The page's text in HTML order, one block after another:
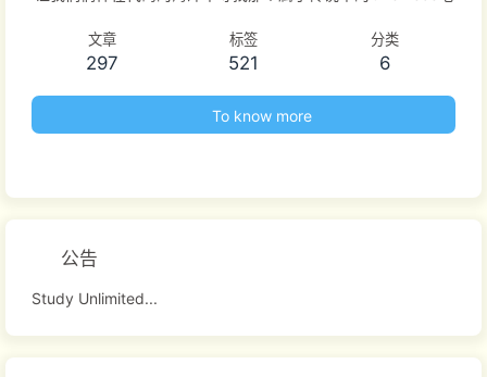
文章
297
标签
521
分类
6
To know more
公告
Study Unlimited...